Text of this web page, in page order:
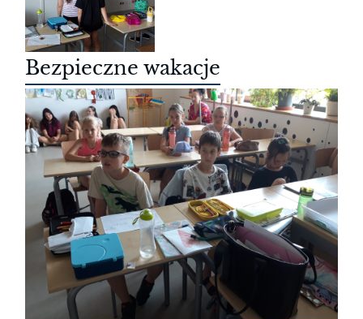
Bezpieczne wakacje